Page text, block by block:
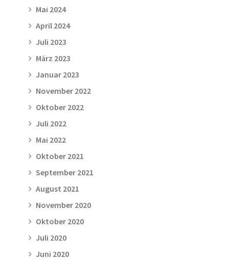
Mai 2024
April 2024
Juli 2023
März 2023
Januar 2023
November 2022
Oktober 2022
Juli 2022
Mai 2022
Oktober 2021
September 2021
August 2021
November 2020
Oktober 2020
Juli 2020
Juni 2020